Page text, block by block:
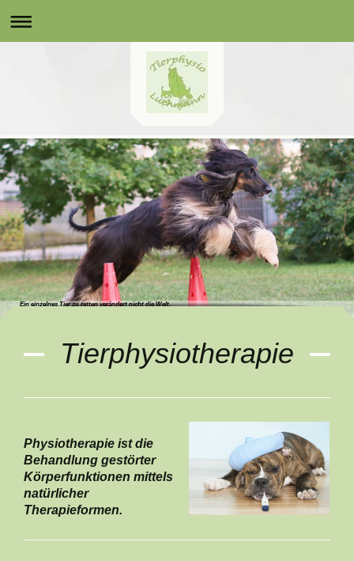
Ein einzelnes Tier zu retten verändert nicht die Welt,
Tierphysiotherapie
Physiotherapie ist die
Behandlung gestörter
Körperfunktionen mittels
natürlicher
Therapieformen.